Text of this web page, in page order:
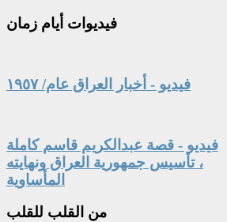
فيديوات أيام زمان
فيديو - أخبار العراق عام/ ١٩٥٧
فيديو - قصة عبدالكريم قاسم كاملة
، تأسيس جمهورية العراق ونهايته
المأساوية
من القلب للقلب